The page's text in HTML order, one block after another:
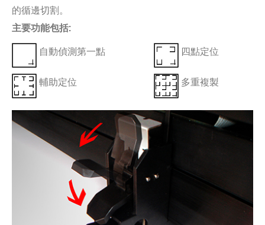
的循邊切割。
主要功能包括:
自動偵測第一點
四點定位
輔助定位 多重複製